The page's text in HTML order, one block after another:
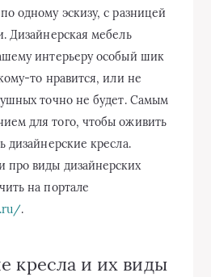
одному эскизу, с разницей
Дизайнерская мебель
интерьеру особый шик
то нравится, или не
точно не будет. Самым
для того, чтобы оживить
дизайнерские кресла.
виды дизайнерских
на портале
.
кресла и их виды